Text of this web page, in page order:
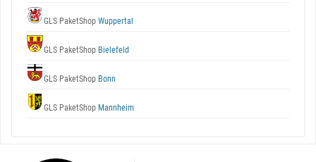
GLS PaketShop Wuppertal
GLS PaketShop Bielefeld
GLS PaketShop Bonn
GLS PaketShop Mannheim